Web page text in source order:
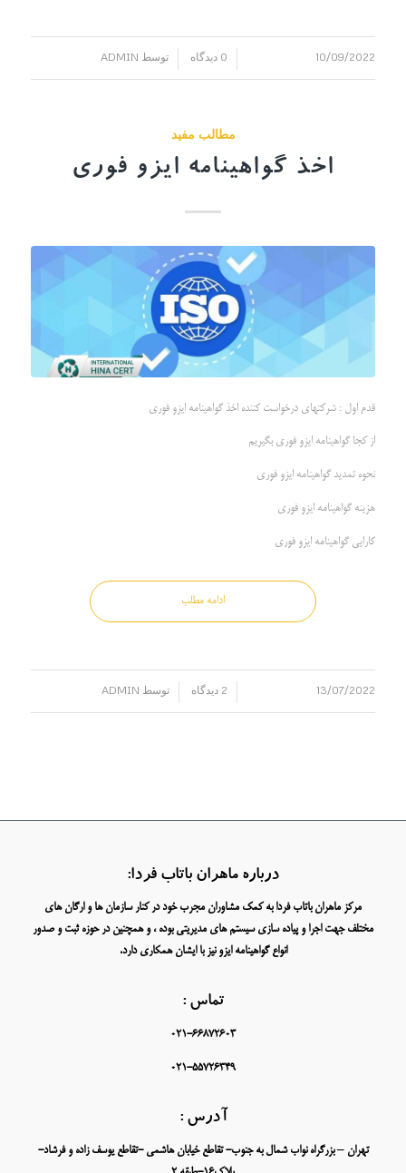
10/09/2022 0 دیدگاه توسط ADMIN
مطالب مفید
اخذ گواهینامه ایزو فوری
قدم اول : شرکتهای درخواست کننده اخذ گواهینامه ایزو فوری
از کجا گواهینامه ایزو فوری بگیریم
نحوه تمدید گواهینامه ایزو فوری
هزینه گواهینامه ایزو فوری
کارایی گواهینامه ایزو فوری
ادامه مطلب
13/07/2022 2 دیدگاه توسط ADMIN
درباره ماهران باتاب فردا:
مرکز ماهران باتاب فردا به کمک مشاوران مجرب خود در کنار سازمان ها و ارگان های
مختلف جهت اجرا و پیاده سازی سیستم های مدیریتی بوده ، و همچنین در حوزه ثبت و صدور
انواع گواهینامه ایزو نیز با ایشان همکاری دارد.
تماس :
021-66872603
021-55726349
آدرس :
تهران – بزرگراه نواب شمال به جنوب- تقاطع خیابان هاشمی -تقاطع یوسف زاده و فرشاد-